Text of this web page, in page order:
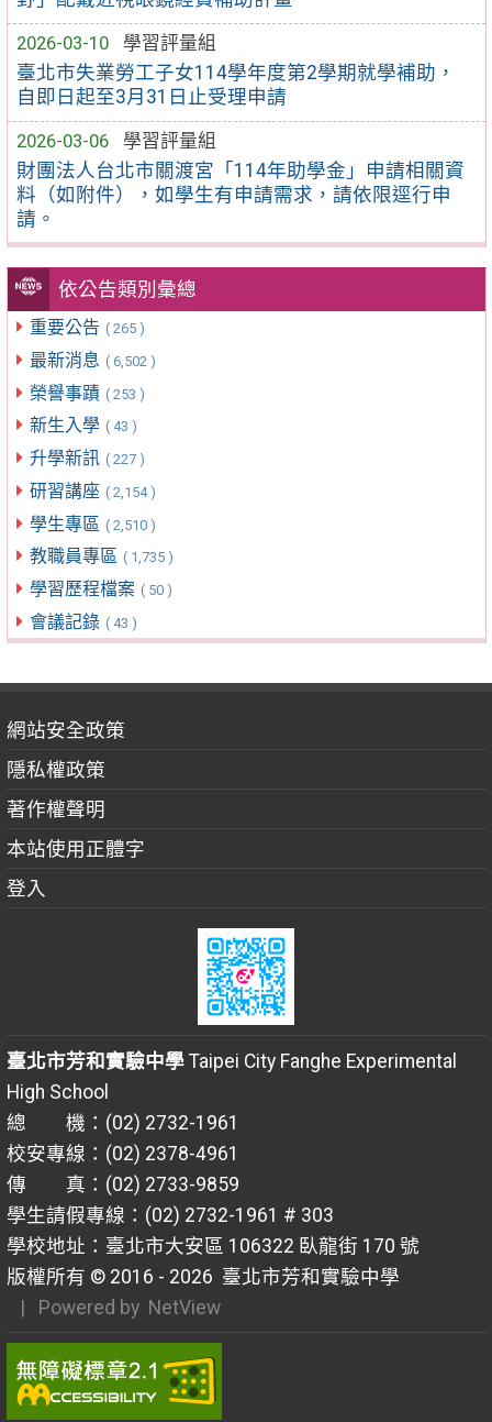
2026-03-10
學習評量組
臺北市失業勞工子女114學年度第2學期就學補助，
自即日起至3月31日止受理申請
2026-03-06
學習評量組
財團法人台北市關渡宮「114年助學金」申請相關資
料（如附件），如學生有申請需求，請依限逕行申
請。
依公告類別彙總
重要公告 ( 265 )
最新消息 ( 6,502 )
榮譽事蹟 ( 253 )
新生入學 ( 43 )
升學新訊 ( 227 )
研習講座 ( 2,154 )
學生專區 ( 2,510 )
教職員專區 ( 1,735 )
學習歷程檔案 ( 50 )
會議記錄 ( 43 )
網站安全政策
隱私權政策
著作權聲明
本站使用正體字
登入
臺北市芳和實驗中學Taipei City Fanghe Experimental
High School
總 機：(02) 2732-1961
校安專線：(02) 2378-4961
傳 真：(02) 2733-9859
學生請假專線：(02) 2732-1961 # 303
學校地址：臺北市大安區 106322 臥龍街 170 號
版權所有 © 2016 - 2026 臺北市芳和實驗中學
| Powered by NetView